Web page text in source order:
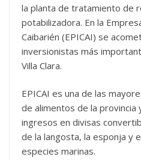
la planta de tratamiento de
potabilizadora. En la
Caibarién (EPICAI) se
inversionistas más
Villa Clara.
EPICAI es una de las
de alimentos de la
ingresos en divisas
de la langosta, la esponja y
especies marinas.